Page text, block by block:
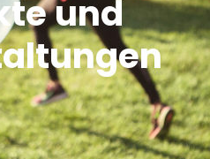
und